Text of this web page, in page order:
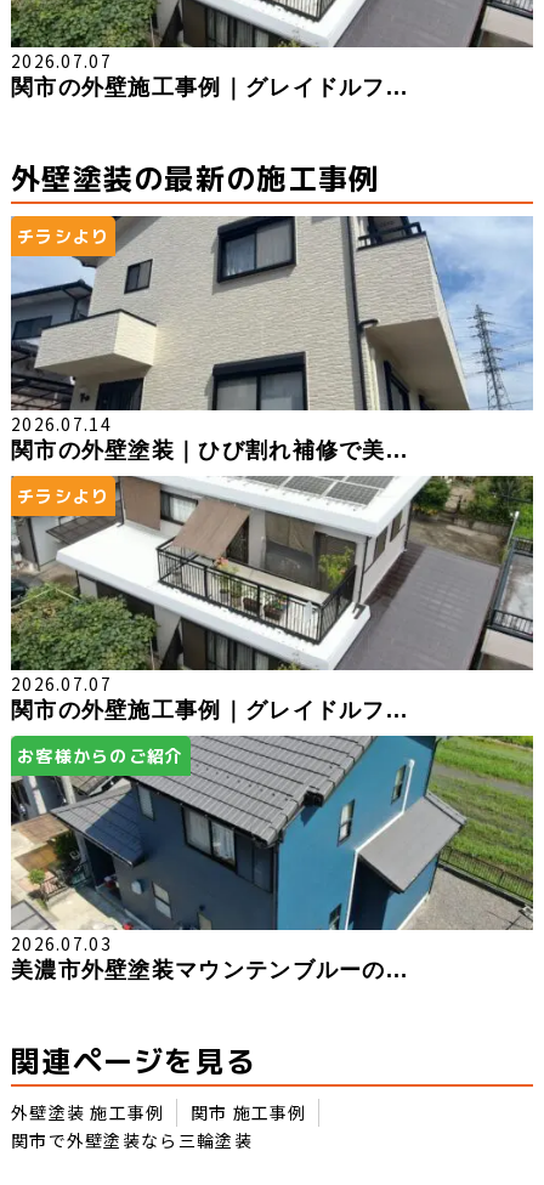
2026.07.07
関市の外壁施工事例｜グレイドルフ...
外壁塗装の最新の施工事例
チラシより
2026.07.14
関市の外壁塗装｜ひび割れ補修で美...
チラシより
2026.07.07
関市の外壁施工事例｜グレイドルフ...
お客様からのご紹介
2026.07.03
美濃市外壁塗装マウンテンブルーの...
関連ページを見る
外壁塗装 施工事例
関市 施工事例
関市で外壁塗装なら三輪塗装